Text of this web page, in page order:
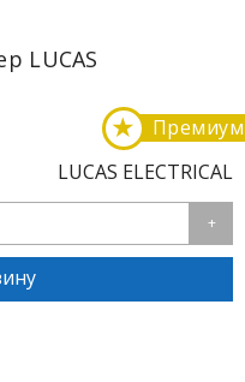
LUCAS
Премиум
★
LUCAS ELECTRICAL
+